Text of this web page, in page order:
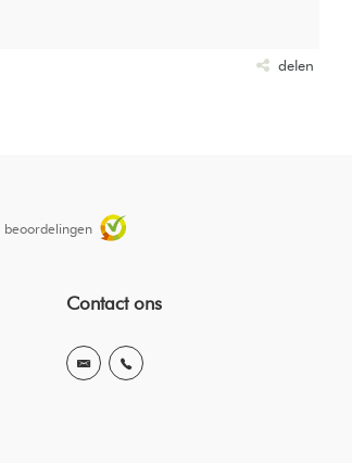
delen
beoordelingen
Contact ons